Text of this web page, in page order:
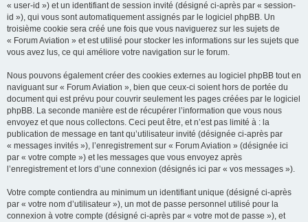
« user-id ») et un identifiant de session invité (désigné ci-après par « session-
id »), qui vous sont automatiquement assignés par le logiciel phpBB. Un
troisième cookie sera créé une fois que vous naviguerez sur les sujets de
« Forum Aviation » et est utilisé pour stocker les informations sur les sujets que
vous avez lus, ce qui améliore votre navigation sur le forum.
Nous pouvons également créer des cookies externes au logiciel phpBB tout en
naviguant sur « Forum Aviation », bien que ceux-ci soient hors de portée du
document qui est prévu pour couvrir seulement les pages créées par le logiciel
phpBB. La seconde manière est de récupérer l’information que vous nous
envoyez et que nous collectons. Ceci peut être, et n’est pas limité à : la
publication de message en tant qu’utilisateur invité (désignée ci-après par
« messages invités »), l’enregistrement sur « Forum Aviation » (désignée ici
par « votre compte ») et les messages que vous envoyez après
l’enregistrement et lors d’une connexion (désignés ici par « vos messages »).
Votre compte contiendra au minimum un identifiant unique (désigné ci-après
par « votre nom d’utilisateur »), un mot de passe personnel utilisé pour la
connexion à votre compte (désigné ci-après par « votre mot de passe »), et